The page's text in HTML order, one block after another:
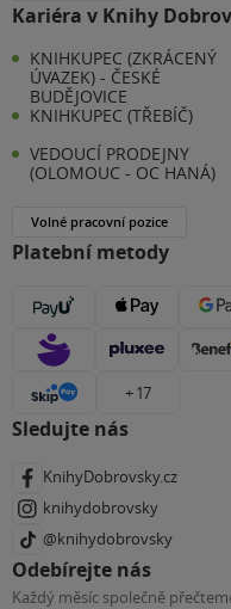
Kariéra v Knihy
KNIHKUPEC (ZKRÁCENÝ
ÚVAZEK) - ČESKÉ
BUDĚJOVICE
KNIHKUPEC (TŘEBÍČ)
VEDOUCÍ PRODEJNY
(OLOMOUC - OC HANÁ)
Volné pracovní pozice
Platební metody
+ 17
Sledujte nás
KnihyDobrovsky.cz
knihydobrovsky
@knihydobrovsky
Odebírejte nás
Každý měsíc společně